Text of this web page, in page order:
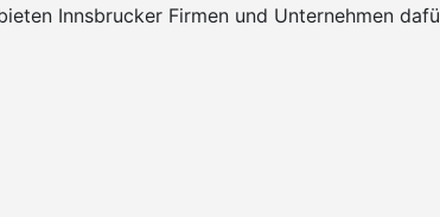
Innsbrucker Firmen und Unternehmen